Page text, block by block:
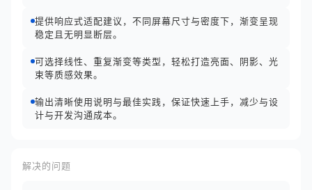
提供响应式适配建议，不同屏幕尺寸与密度下，渐变呈现
稳定且无明显断层。
可选择线性、重复渐变等类型，轻松打造亮面、阴影、光
束等质感效果。
输出清晰使用说明与最佳实践，保证快速上手，减少与设
计与开发沟通成本。
解决的问题